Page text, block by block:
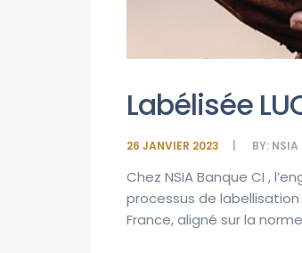
Labélisée
26 JANVIER 2023 BY: NSIA
Chez NSIA Banque CI ,
processus de labellisation
France, aligné sur la